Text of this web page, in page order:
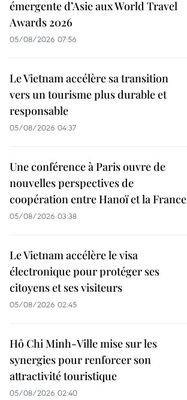
émergente d’Asie aux World Travel
Awards 2026
05/08/2026 07:56
Le Vietnam accélère sa transition
vers un tourisme plus durable et
responsable
05/08/2026 04:37
Une conférence à Paris ouvre de
nouvelles perspectives de
coopération entre Hanoï et la France
05/08/2026 03:38
Le Vietnam accélère le visa
électronique pour protéger ses
citoyens et ses visiteurs
05/08/2026 02:45
Hô Chi Minh-Ville mise sur les
synergies pour renforcer son
attractivité touristique
05/08/2026 02:40